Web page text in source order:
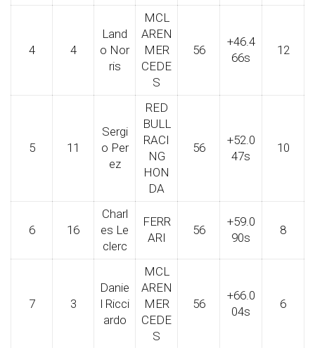
4 4
Land
o Nor
ris
MCL
AREN
MER
CEDE
S
56
+46.4
66s
12
5 11
Sergi
o Per
ez
RED
BULL
RACI
NG
HON
DA
56
+52.0
47s
10
6 16
Charl
es Le
clerc
FERR
ARI
56
+59.0
90s
8
7 3
Danie
l Ricci
ardo
MCL
AREN
MER
CEDE
S
56
+66.0
04s
6